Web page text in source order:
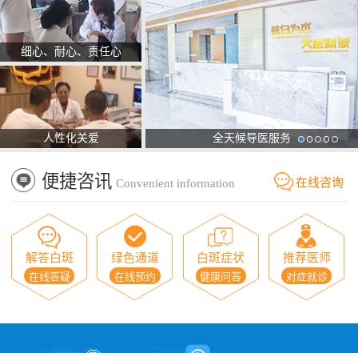
细心、耐心、责任心
人性化关爱 全天候导医服务
便捷咨讯 Convenient information 在线咨询
解答白斑
在线答疑
绿色通道
在线预约
白斑症状
健康问答
推荐医师
对症就诊